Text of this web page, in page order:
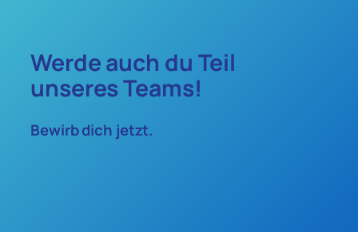
Werde auch du Teil
unseres Teams!
Bewirb dich jetzt.